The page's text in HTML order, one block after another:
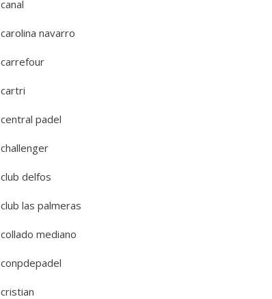
canal
carolina navarro
carrefour
cartri
central padel
challenger
club delfos
club las palmeras
collado mediano
conpdepadel
cristian